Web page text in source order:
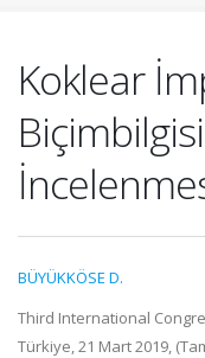
Koklear
BÜYÜKKÖSE D.
Third International
Türkiye, 21 Mart 2019,